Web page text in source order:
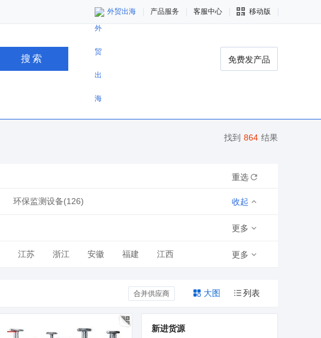
外贸出海 产品服务 客服中心 移动版
搜索 免费发产品
找到 864 结果
重选
环保监测设备(126) 收起
更多
江苏 浙江 安徽 福建 江西 更多
合并供应商 列表
大图
新进货源